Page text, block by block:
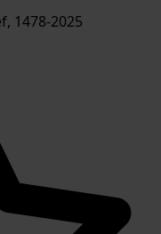
1478-2025